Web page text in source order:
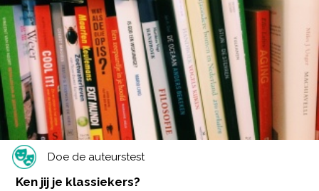
Doe de auteurstest
Ken jij je klassiekers?